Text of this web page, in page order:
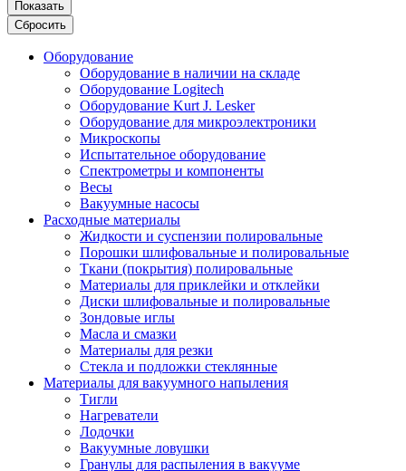
Показать
Сбросить
Оборудование
Оборудование в наличии на складе
Оборудование Logitech
Оборудование Kurt J. Lesker
Оборудование для микроэлектроники
Микроскопы
Испытательное оборудование
Спектрометры и компоненты
Весы
Вакуумные насосы
Расходные материалы
Жидкости и суспензии полировальные
Порошки шлифовальные и полировальные
Ткани (покрытия) полировальные
Материалы для приклейки и отклейки
Диски шлифовальные и полировальные
Зондовые иглы
Масла и смазки
Материалы для резки
Стекла и подложки стеклянные
Материалы для вакуумного напыления
Тигли
Нагреватели
Лодочки
Вакуумные ловушки
Гранулы для распыления в вакууме